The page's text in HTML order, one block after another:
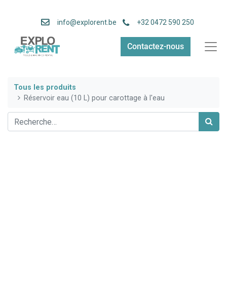
info@explorent.be +32 0472 590 250
Contactez-nous
Tous les produits
Réservoir eau (10 L) pour carottage à l'eau